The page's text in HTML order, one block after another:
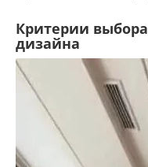
Критерии
дизайна